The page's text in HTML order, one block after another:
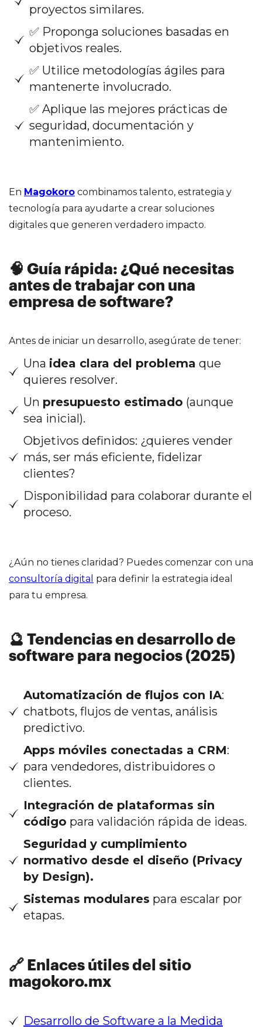
proyectos similares.
✅ Proponga soluciones basadas en
objetivos reales.
✅ Utilice metodologías ágiles para
mantenerte involucrado.
✅ Aplique las mejores prácticas de
seguridad, documentación y
mantenimiento.
En Magokoro combinamos talento, estrategia y
tecnología para ayudarte a crear soluciones
digitales que generen verdadero impacto.
🧠 Guía rápida: ¿Qué necesitas
antes de trabajar con una
empresa de software?
Antes de iniciar un desarrollo, asegúrate de tener:
Una idea clara del problema que
quieres resolver.
Un presupuesto estimado (aunque
sea inicial).
Objetivos definidos: ¿quieres vender
más, ser más eficiente, fidelizar
clientes?
Disponibilidad para colaborar durante el
proceso.
¿Aún no tienes claridad? Puedes comenzar con una
consultoría digital para definir la estrategia ideal
para tu empresa.
🔮 Tendencias en desarrollo de
software para negocios (2025)
Automatización de flujos con IA:
chatbots, flujos de ventas, análisis
predictivo.
Apps móviles conectadas a CRM:
para vendedores, distribuidores o
clientes.
Integración de plataformas sin
código para validación rápida de ideas.
Seguridad y cumplimiento
normativo desde el diseño (Privacy
by Design).
Sistemas modulares para escalar por
etapas.
🔗 Enlaces útiles del sitio
magokoro.mx
Desarrollo de Software a la Medida